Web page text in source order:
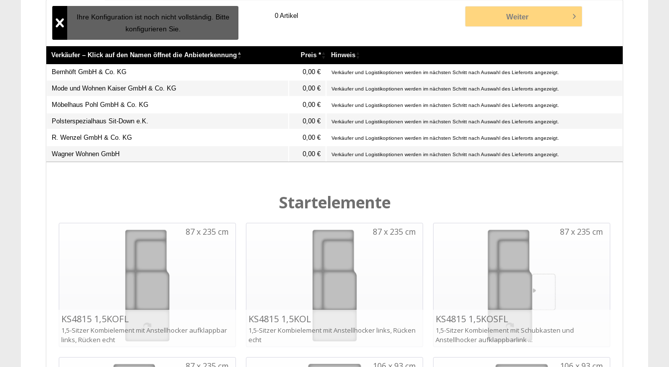
Ihre Konfiguration ist noch nicht vollständig. Bitte
konfigurieren Sie.
0 Artikel Weiter
Verkäufer – Klick auf den Namen öffnet die Anbieterkennung Preis *
Hinweis
Verkäufer – Klick auf den Namen öffnet die Anbieterkennung
Preis *
Bernhöft GmbH & Co. KG 0,00 € Verkäufer und Logistikoptionen werden im nächsten Schritt nach Auswahl des Lieferorts angezeigt.
Mode und Wohnen Kaiser GmbH & Co. KG 0,00 € Verkäufer und Logistikoptionen werden im nächsten Schritt nach Auswahl des Lieferorts angezeigt.
Möbelhaus Pohl GmbH & Co. KG 0,00 € Verkäufer und Logistikoptionen werden im nächsten Schritt nach Auswahl des Lieferorts angezeigt.
Polsterspezialhaus Sit-Down e.K. 0,00 € Verkäufer und Logistikoptionen werden im nächsten Schritt nach Auswahl des Lieferorts angezeigt.
R. Wenzel GmbH & Co. KG 0,00 € Verkäufer und Logistikoptionen werden im nächsten Schritt nach Auswahl des Lieferorts angezeigt.
Wagner Wohnen GmbH 0,00 € Verkäufer und Logistikoptionen werden im nächsten Schritt nach Auswahl des Lieferorts angezeigt.